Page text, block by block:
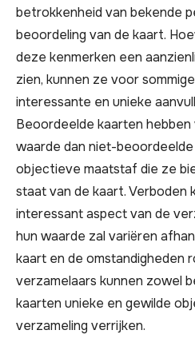
betrokkenheid van bekende
beoordeling van de kaart.
deze kenmerken een
zien, kunnen ze voor
interessante en unieke
Beoordeelde kaarten
waarde dan niet-
objectieve maatstaf die ze
staat van de kaart. Verboden
interessant aspect van de
hun waarde zal variëren
kaart en de omstandigheden
verzamelaars kunnen zowel
kaarten unieke en gewilde
verzameling verrijken.